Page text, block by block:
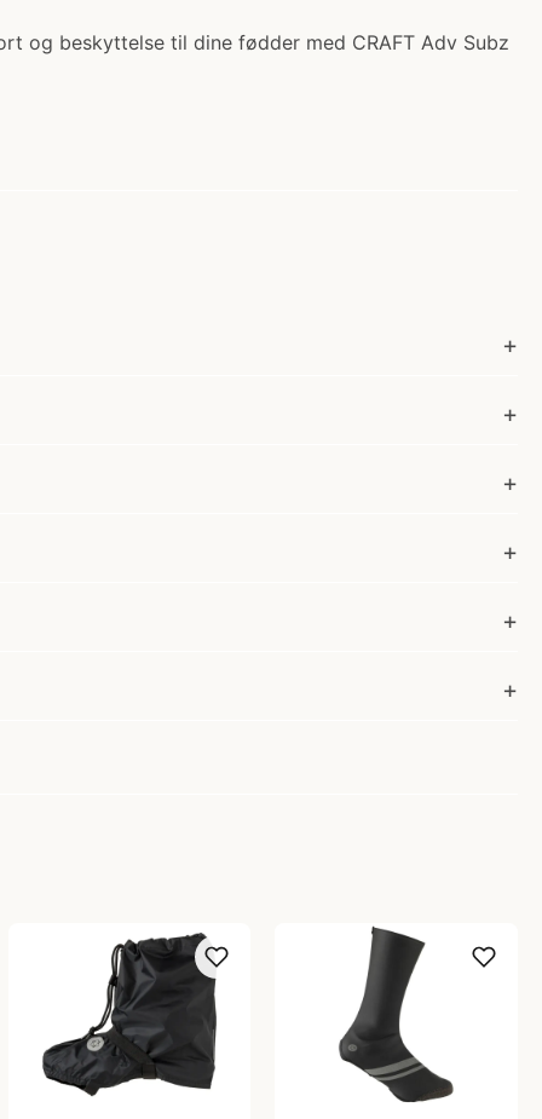
og beskyttelse til dine fødder med CRAFT Adv Subz